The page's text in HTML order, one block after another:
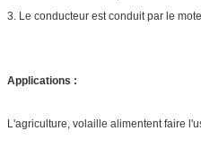
3. Le conducteur est conduit par le
Applications :
L'agriculture, volaille alimentent faire